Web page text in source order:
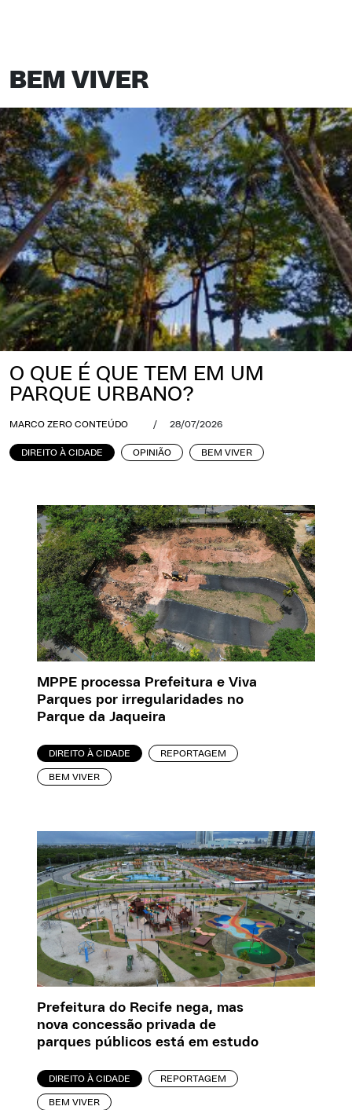
BEM VIVER
O QUE É QUE TEM EM UM
PARQUE URBANO?
MARCO ZERO CONTEÚDO / 28/07/2026
DIREITO À CIDADE OPINIÃO BEM VIVER
MPPE processa Prefeitura e Viva
Parques por irregularidades no
Parque da Jaqueira
DIREITO À CIDADE REPORTAGEM
BEM VIVER
Prefeitura do Recife nega, mas
nova concessão privada de
parques públicos está em estudo
DIREITO À CIDADE REPORTAGEM
BEM VIVER